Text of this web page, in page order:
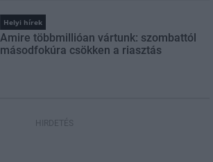
Helyi hírek
Amire többmillióan vártunk: szombattól
másodfokúra csökken a riasztás
HIRDETÉS